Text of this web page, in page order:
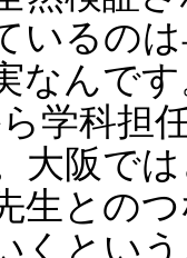
いるの
なんで
学科担
大阪で
生との
くとい